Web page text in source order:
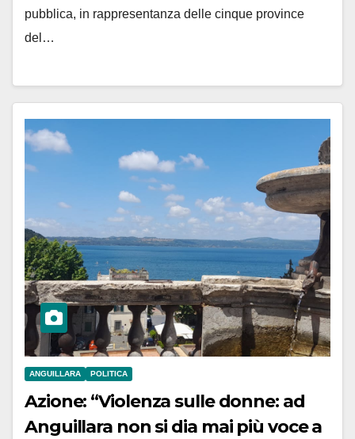
pubblica, in rappresentanza delle cinque province
del…
ANGUILLARA POLITICA
Azione: “Violenza sulle donne: ad
Anguillara non si dia mai più voce a